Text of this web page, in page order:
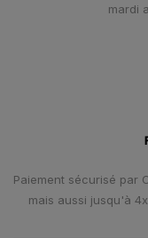
mardi
Paiement sécurisé par
mais aussi jusqu'à